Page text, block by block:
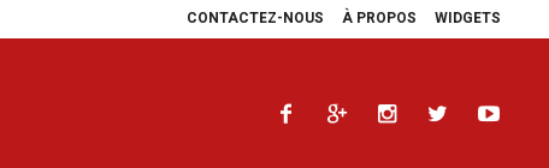
CONTACTEZ-NOUS À PROPOS WIDGETS
en faveur de la RDC. Parlement panafricain : à Johannesburg,